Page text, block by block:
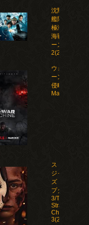
沈黙の
艦隊 北
極海大
海戦 シ
ーズン
2(2026)
ウォー・マシ
ーン: 未知な
侵略者/War
ストレン
ジャー
ズ：チャ
プター
3/The
Strangers:
Chapter
3(2026)